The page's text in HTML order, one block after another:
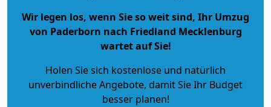
Wir legen los, wenn Sie so weit sind, Ihr Umzug
von Paderborn nach Friedland Mecklenburg
wartet auf Sie!
Holen Sie sich kostenlose und natürlich
unverbindliche Angebote, damit Sie Ihr Budget
besser planen!